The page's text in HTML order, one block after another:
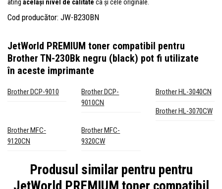
ating același nivel de calitate ca și cele originale.
Cod producător: JW-B230BN
JetWorld PREMIUM toner compatibil pentru
Brother TN-230Bk negru (black) pot fi utilizate
în aceste imprimante
Brother DCP-9010
Brother DCP-
9010CN
Brother HL-3040CN
Brother HL-3070CW
Brother MFC-
9120CN
Brother MFC-
9320CW
Produsul similar pentru pentru